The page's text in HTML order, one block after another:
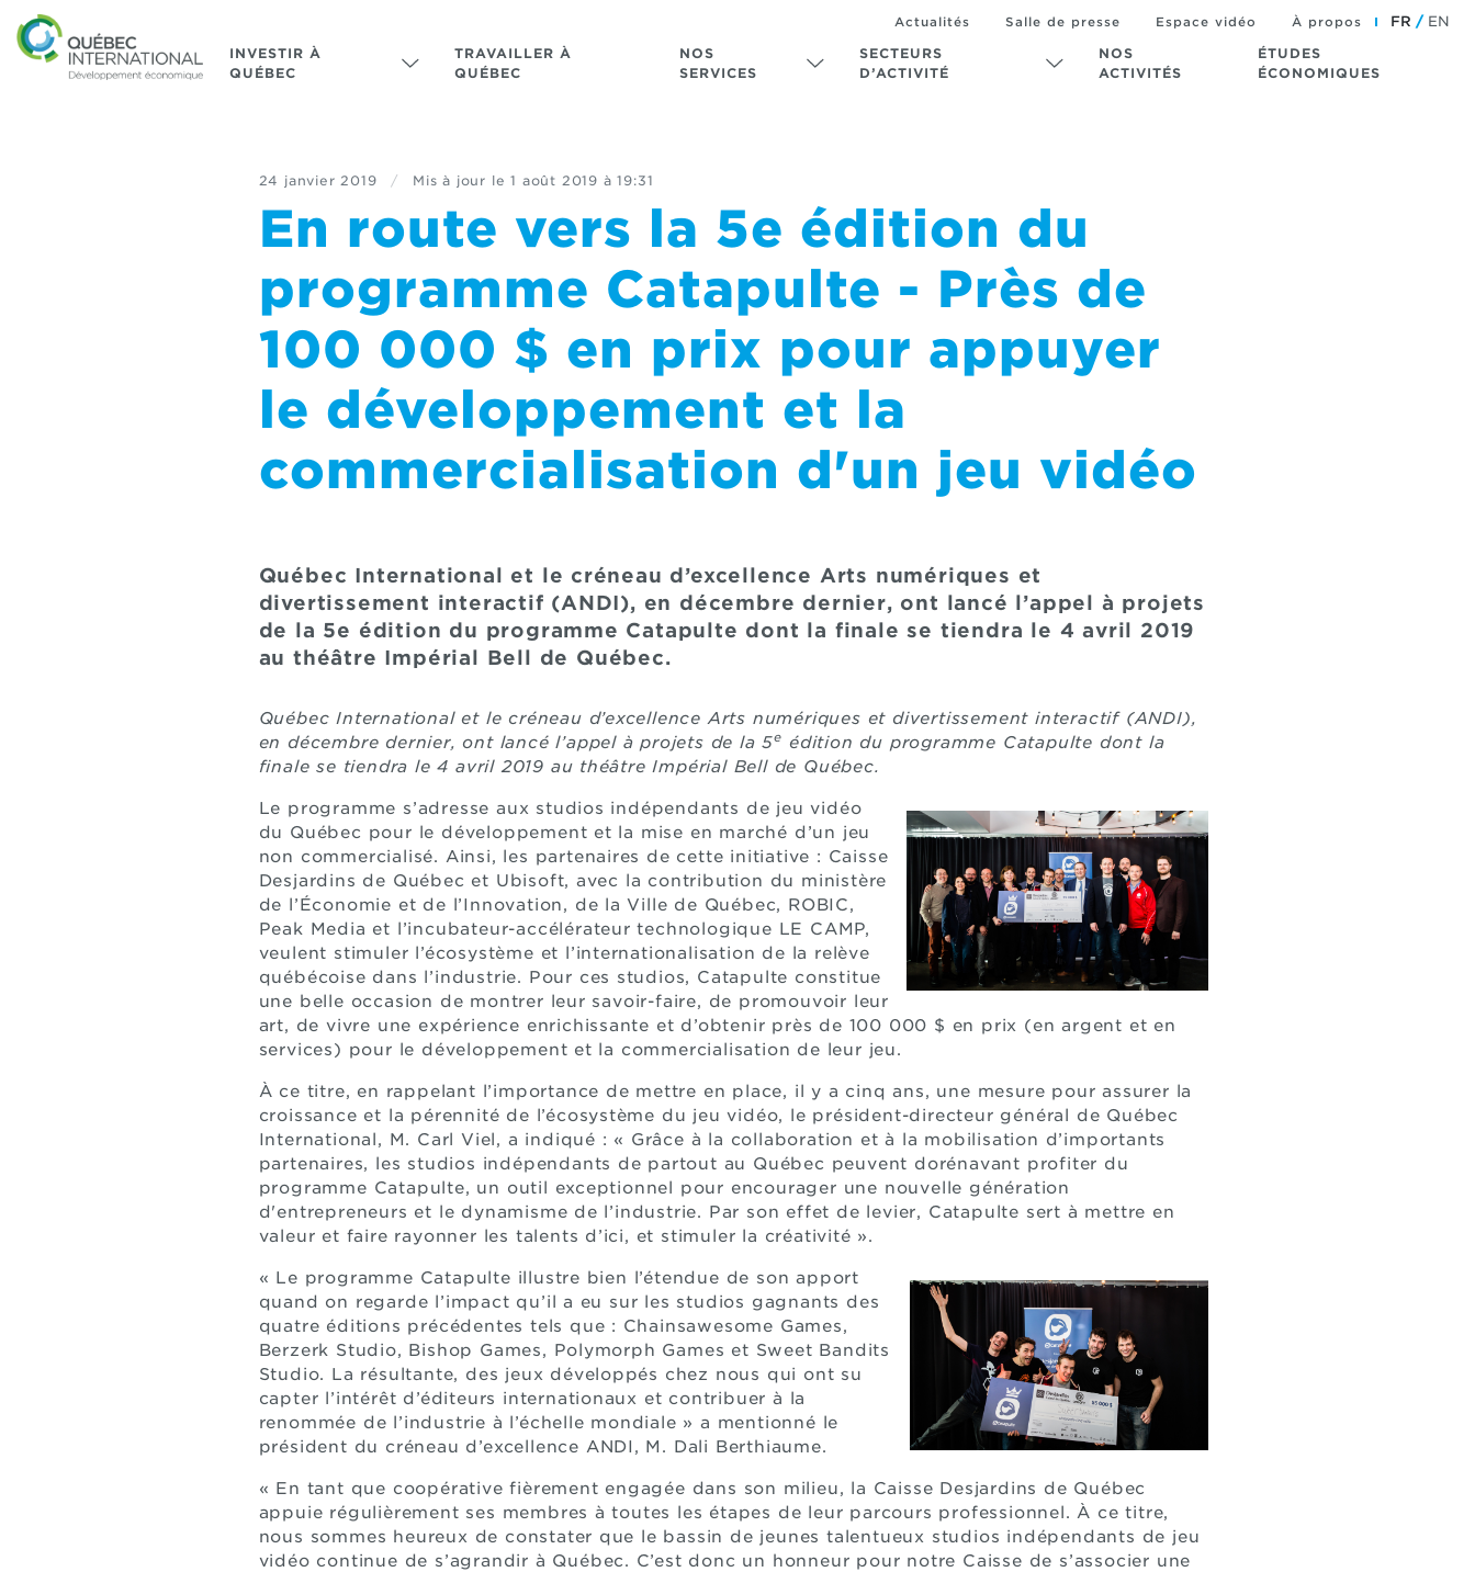
INVESTIR À
QUÉBEC
TRAVAILLER À
QUÉBEC
NOS
SERVICES
SECTEURS
D’ACTIVITÉ
NOS
ACTIVITÉS
ÉTUDES
ÉCONOMIQUES
Actualités Salle de presse Espace vidéo À propos FR EN
24 janvier 2019 / Mis à jour le 1 août 2019 à 19:31
En route vers la 5e édition du
programme Catapulte - Près de
100 000 $ en prix pour appuyer
le développement et la
commercialisation d'un jeu vidéo
Québec International et le créneau d’excellence Arts numériques et
divertissement interactif (ANDI), en décembre dernier, ont lancé l’appel à projets
de la 5e édition du programme Catapulte dont la finale se tiendra le 4 avril 2019
au théâtre Impérial Bell de Québec.
Québec International et le créneau d’excellence Arts numériques et divertissement interactif (ANDI),
en décembre dernier, ont lancé l’appel à projets de la 5e édition du programme Catapulte dont la
finale se tiendra le 4 avril 2019 au théâtre Impérial Bell de Québec.
Le programme s’adresse aux studios indépendants de jeu vidéo
du Québec pour le développement et la mise en marché d’un jeu
non commercialisé. Ainsi, les partenaires de cette initiative : Caisse
Desjardins de Québec et Ubisoft, avec la contribution du ministère
de l’Économie et de l’Innovation, de la Ville de Québec, ROBIC,
Peak Media et l’incubateur-accélérateur technologique LE CAMP,
veulent stimuler l’écosystème et l’internationalisation de la relève
québécoise dans l’industrie. Pour ces studios, Catapulte constitue
une belle occasion de montrer leur savoir-faire, de promouvoir leur
art, de vivre une expérience enrichissante et d’obtenir près de 100 000 $ en prix (en argent et en
services) pour le développement et la commercialisation de leur jeu.
À ce titre, en rappelant l’importance de mettre en place, il y a cinq ans, une mesure pour assurer la
croissance et la pérennité de l’écosystème du jeu vidéo, le président-directeur général de Québec
International, M. Carl Viel, a indiqué : « Grâce à la collaboration et à la mobilisation d’importants
partenaires, les studios indépendants de partout au Québec peuvent dorénavant profiter du
programme Catapulte, un outil exceptionnel pour encourager une nouvelle génération
d'entrepreneurs et le dynamisme de l’industrie. Par son effet de levier, Catapulte sert à mettre en
valeur et faire rayonner les talents d’ici, et stimuler la créativité ».
« Le programme Catapulte illustre bien l’étendue de son apport
quand on regarde l’impact qu’il a eu sur les studios gagnants des
quatre éditions précédentes tels que : Chainsawesome Games,
Berzerk Studio, Bishop Games, Polymorph Games et Sweet Bandits
Studio. La résultante, des jeux développés chez nous qui ont su
capter l’intérêt d’éditeurs internationaux et contribuer à la
renommée de l’industrie à l’échelle mondiale » a mentionné le
président du créneau d’excellence ANDI, M. Dali Berthiaume.
« En tant que coopérative fièrement engagée dans son milieu, la Caisse Desjardins de Québec
appuie régulièrement ses membres à toutes les étapes de leur parcours professionnel. À ce titre,
nous sommes heureux de constater que le bassin de jeunes talentueux studios indépendants de jeu
vidéo continue de s’agrandir à Québec. C’est donc un honneur pour notre Caisse de s’associer une